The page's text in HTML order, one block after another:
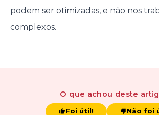
podem ser otimizadas, e não nos
complexos.
O que achou deste
Foi útil! Não foi